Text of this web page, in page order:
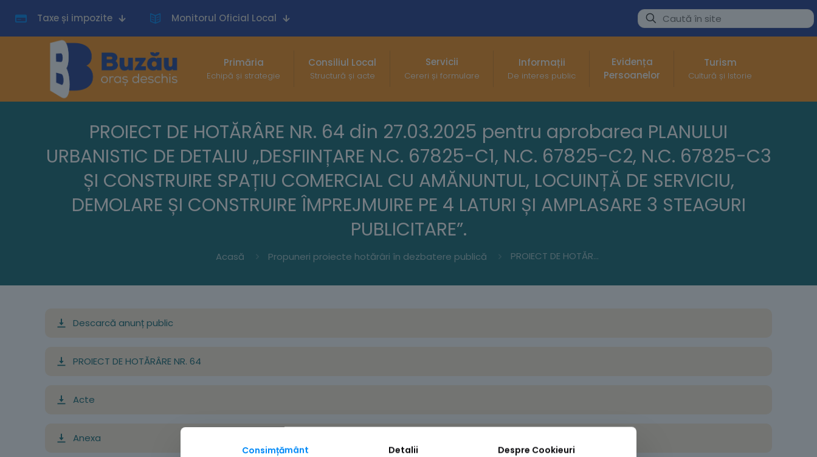
Taxe și impozite Monitorul Oficial Local
Primăria
Echipă și strategie
Consiliul Local
Structură și acte
Servicii
Cereri și formulare
Informații
De interes public
Evidența
Persoanelor
Turism
Cultură și Istorie
PROIECT DE HOTĂRÂRE NR. 64 din 27.03.2025 pentru aprobarea PLANULUI
URBANISTIC DE DETALIU „DESFIINȚARE N.C. 67825-C1, N.C. 67825-C2, N.C. 67825-C3
ȘI CONSTRUIRE SPAȚIU COMERCIAL CU AMĂNUNTUL, LOCUINȚĂ DE SERVICIU,
DEMOLARE ȘI CONSTRUIRE ÎMPREJMUIRE PE 4 LATURI ȘI AMPLASARE 3 STEAGURI
PUBLICITARE”.
Acasă Propuneri proiecte hotărâri în dezbatere publică PROIECT DE HOTĂRÂRE NR. 64 din 27.03.2025 pentru aprobarea PLANULUI URBANISTIC DE DETALIU „DESFIINȚARE N.C. 67825-C1, N.C. 67825-C2, N.C. 67825-C3 ȘI CONSTRUIRE SPAȚIU COMERCIAL CU AMĂNUNTUL, LOCUINȚĂ DE SERVICIU, DEMOLARE ȘI CONSTRUIRE ÎMPREJMUIRE PE 4 LATURI ȘI AMPLASARE 3 STEAGURI PUBLICITARE”.
Descarcă anunț public
PROIECT DE HOTĂRÂRE NR. 64
Acte
Anexa
Consimțământ Detalii Despre Cookieuri